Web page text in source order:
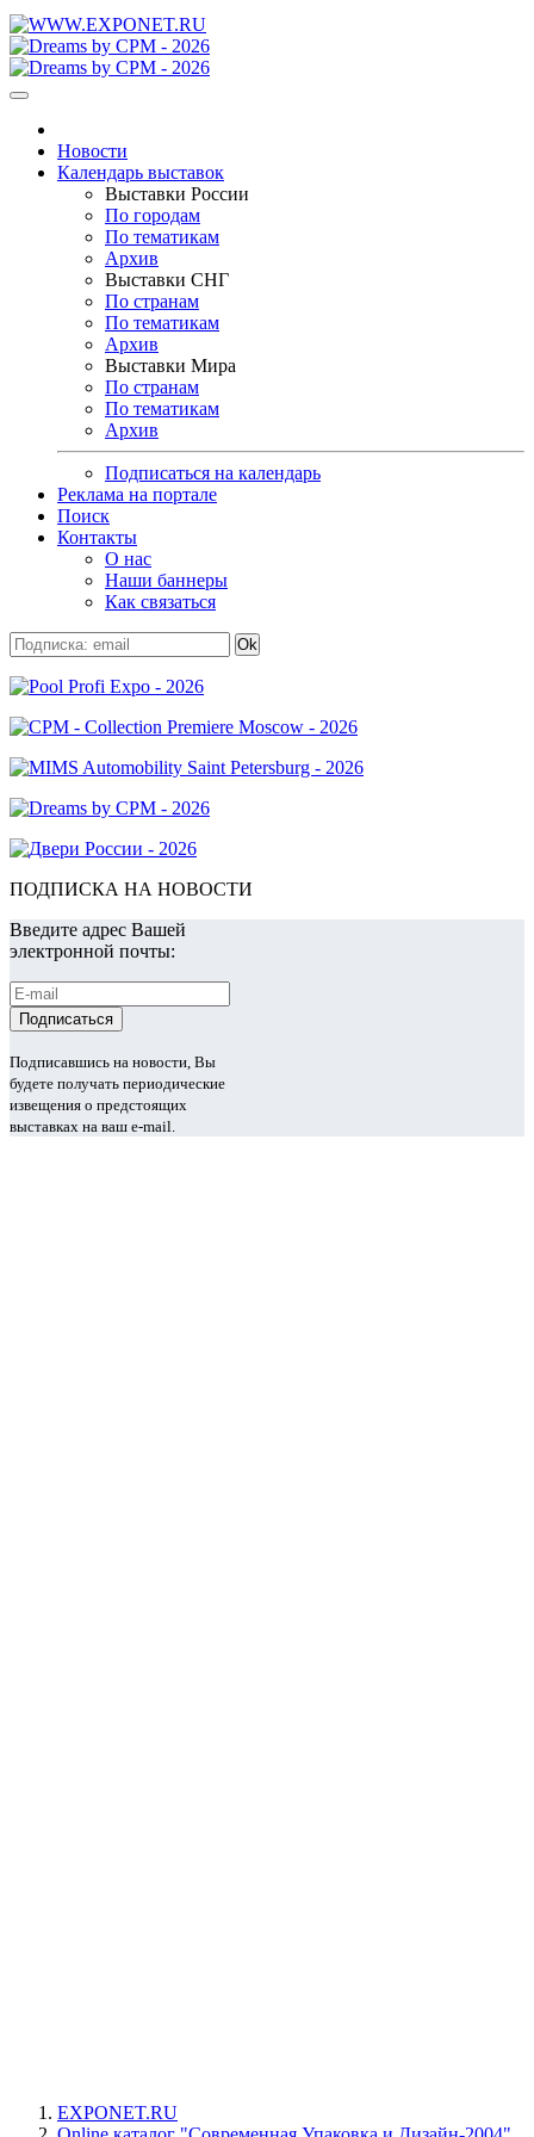
Новости
Календарь выставок
Выставки России
По городам
По тематикам
Архив
Выставки СНГ
По странам
По тематикам
Архив
Выставки Мира
По странам
По тематикам
Архив
Подписаться на календарь
Реклама на портале
Поиск
Контакты
О нас
Наши баннеры
Как связаться
ПОДПИСКА НА НОВОСТИ
Введите адрес Вашей
электронной почты:
Подписавшись на новости, Вы
будете получать периодические
извещения о предстоящих
выставках на ваш e-mail.
EXPONET.RU